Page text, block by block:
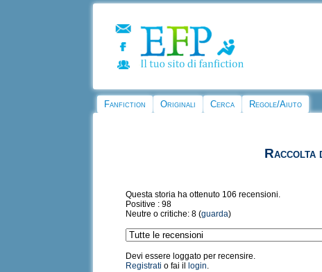
Fanfiction Originali Cerca Regole/Aiuto
Raccolta
Questa storia ha ottenuto 106 recensioni.
Positive : 98
Neutre o critiche: 8 (guarda)
Devi essere loggato per recensire.
Registrati o fai il login.